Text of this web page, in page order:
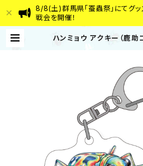
8/8(土)群馬県「蚕蟲祭」にてグ
戦会を開催！
ハンミョウ アクキー（鹿助